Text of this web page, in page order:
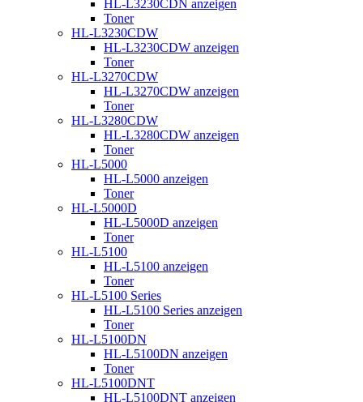
HL-L3230CDN anzeigen
Toner
HL-L3230CDW
HL-L3230CDW anzeigen
Toner
HL-L3270CDW
HL-L3270CDW anzeigen
Toner
HL-L3280CDW
HL-L3280CDW anzeigen
Toner
HL-L5000
HL-L5000 anzeigen
Toner
HL-L5000D
HL-L5000D anzeigen
Toner
HL-L5100
HL-L5100 anzeigen
Toner
HL-L5100 Series
HL-L5100 Series anzeigen
Toner
HL-L5100DN
HL-L5100DN anzeigen
Toner
HL-L5100DNT
HL-L5100DNT anzeigen